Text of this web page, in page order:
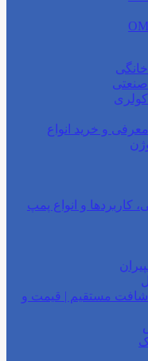
خانگی
صنعتی
کولری
و خرید انواع
و انواع پمپ
شافت مستقیم | قیمت و